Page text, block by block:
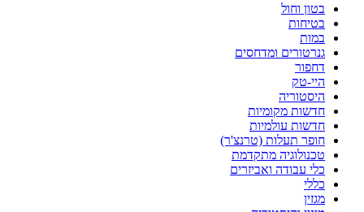
בטון וחול
בטיחות
במות
גנרטורים ומדחסים
דחפור
היי-טק
היסטוריה
חדשות מקומיות
חדשות עולמיות
חופר תעלות (טרנצ'ר)
טכנולוגיה מתקדמת
כלי עבודה ואביזרים
כללי
מגזין